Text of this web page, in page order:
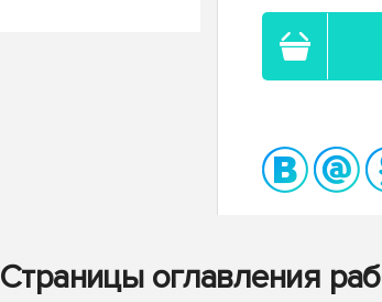
Страницы оглавления